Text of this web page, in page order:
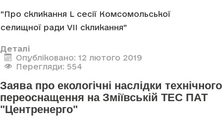
"Про скликання L сесії Комсомольської
селищної ради VII скликання"
Деталі
Опубліковано: 12 лютого 2019
Перегляди: 554
Заява про екологічні наслідки технічного
переоснащення на Зміївській ТЕС ПАТ
"Центренерго"